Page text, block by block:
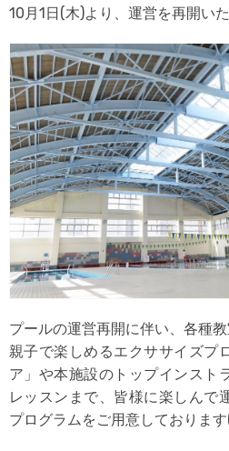
10月1日(木)より、運営を再開い
プールの運営再開に伴い、各種教
親子で楽しめるエクササイズプ
ア 」や本施設のトップインスト
レッスン まで、皆様に楽しんで
プログラムをご用意しておりま